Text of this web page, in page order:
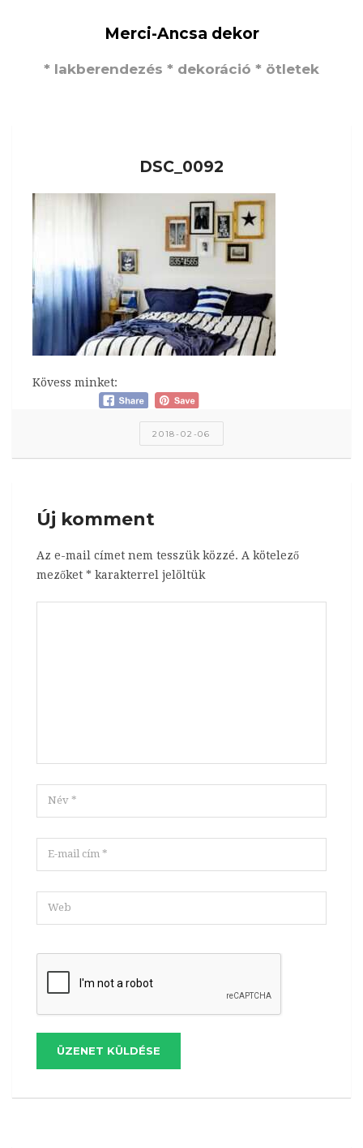
Merci-Ancsa dekor
* lakberendezés * dekoráció * ötletek
DSC_0092
Kövess minket:
2018-02-06
Új komment
Az e-mail címet nem tesszük közzé. A kötelező
mezőket * karakterrel jelöltük
ÜZENET KÜLDÉSE